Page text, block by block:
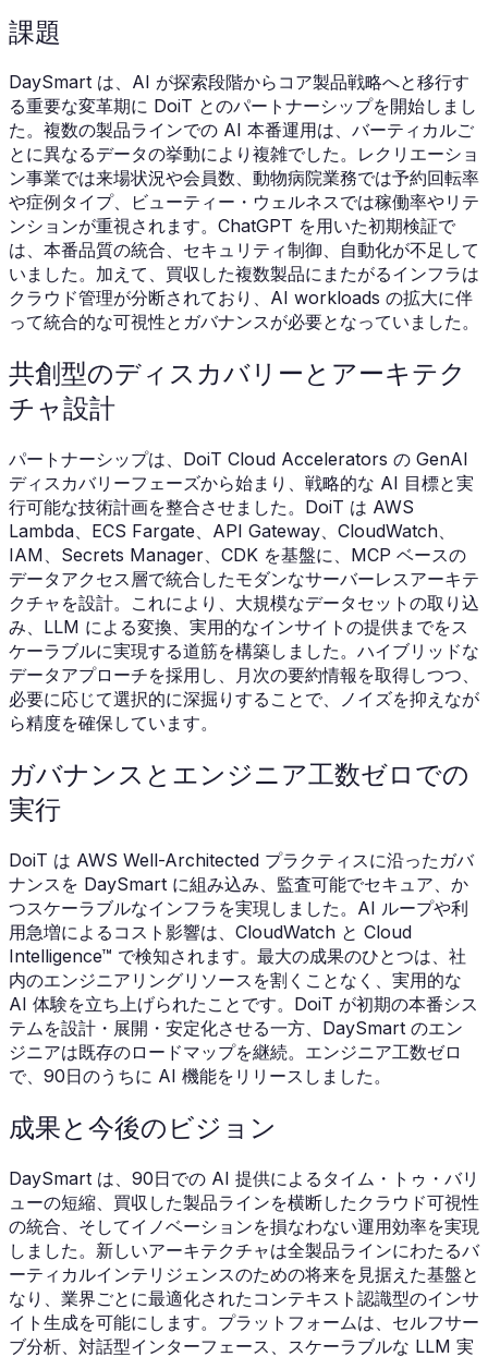
課題
DaySmart は、AI が探索段階からコア製品戦略へと移行す
る重要な変革期に DoiT とのパートナーシップを開始しまし
た。複数の製品ラインでの AI 本番運用は、バーティカルご
とに異なるデータの挙動により複雑でした。レクリエーショ
ン事業では来場状況や会員数、動物病院業務では予約回転率
や症例タイプ、ビューティー・ウェルネスでは稼働率やリテ
ンションが重視されます。ChatGPT を用いた初期検証で
は、本番品質の統合、セキュリティ制御、自動化が不足して
いました。加えて、買収した複数製品にまたがるインフラは
クラウド管理が分断されており、AI workloads の拡大に伴
って統合的な可視性とガバナンスが必要となっていました。
共創型のディスカバリーとアーキテク
チャ設計
パートナーシップは、DoiT Cloud Accelerators の GenAI
ディスカバリーフェーズから始まり、戦略的な AI 目標と実
行可能な技術計画を整合させました。DoiT は AWS
Lambda、ECS Fargate、API Gateway、CloudWatch、
IAM、Secrets Manager、CDK を基盤に、MCP ベースの
データアクセス層で統合したモダンなサーバーレスアーキテ
クチャを設計。これにより、大規模なデータセットの取り込
み、LLM による変換、実用的なインサイトの提供までをス
ケーラブルに実現する道筋を構築しました。ハイブリッドな
データアプローチを採用し、月次の要約情報を取得しつつ、
必要に応じて選択的に深掘りすることで、ノイズを抑えなが
ら精度を確保しています。
ガバナンスとエンジニア工数ゼロでの
実行
DoiT は AWS Well-Architected プラクティスに沿ったガバ
ナンスを DaySmart に組み込み、監査可能でセキュア、か
つスケーラブルなインフラを実現しました。AI ループや利
用急増によるコスト影響は、CloudWatch と Cloud
Intelligence™ で検知されます。最大の成果のひとつは、社
内のエンジニアリングリソースを割くことなく、実用的な
AI 体験を立ち上げられたことです。DoiT が初期の本番シス
テムを設計・展開・安定化させる一方、DaySmart のエン
ジニアは既存のロードマップを継続。エンジニア工数ゼロ
で、90日のうちに AI 機能をリリースしました。
成果と今後のビジョン
DaySmart は、90日での AI 提供によるタイム・トゥ・バリ
ューの短縮、買収した製品ラインを横断したクラウド可視性
の統合、そしてイノベーションを損なわない運用効率を実現
しました。新しいアーキテクチャは全製品ラインにわたるバ
ーティカルインテリジェンスのための将来を見据えた基盤と
なり、業界ごとに最適化されたコンテキスト認識型のインサ
イト生成を可能にします。プラットフォームは、セルフサー
ブ分析、対話型インターフェース、スケーラブルな LLM 実